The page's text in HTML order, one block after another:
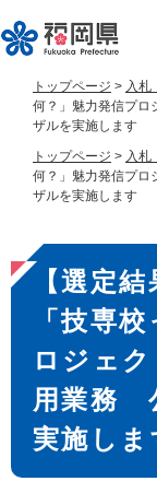
ー
ジ
ニ
ュ
へ
トップページ > 入札
何？」魅力発信プ
ザルを実施します
トップページ > 入札
何？」魅力発信プ
ザルを実施します
本
文
【選定
「技専
ロジェ
用業務
実施しま